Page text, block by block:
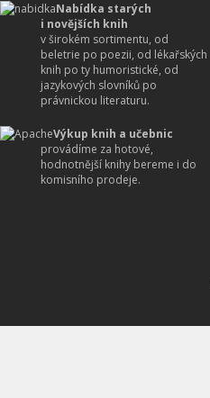
Nabídka starých
i novějších knih
v širokém sortimentu, od
beletrie po poezii, od lékařských
knih po ty humoristické, od
jazykových slovníků po
právnickou literaturu.
Výkup knih a učebnic
provádíme za hotové,
hodnotnější knihy bereme i do
komisního prodeje.